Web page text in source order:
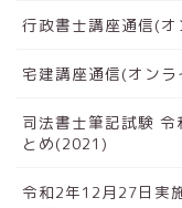
行政書士講座通信(
宅建講座通信(オン
司法書士筆記試験
とめ(2021)
令和2年12月27日実